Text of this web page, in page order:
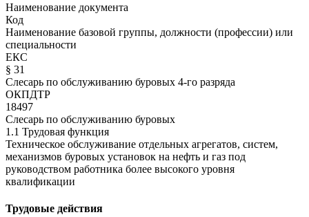
Наименование документа
Код
Наименование базовой группы, должности (профессии) или
специальности
ЕКС
§ 31
Слесарь по обслуживанию буровых 4-го разряда
ОКПДТР
18497
Слесарь по обслуживанию буровых
1.1 Трудовая функция
Техническое обслуживание отдельных агрегатов, систем,
механизмов буровых установок на нефть и газ под
руководством работника более высокого уровня
квалификации
Трудовые действия